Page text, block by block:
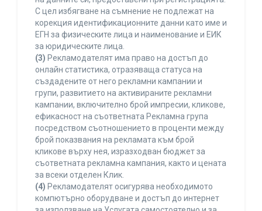
С цел избягване на съмнение не подлежат на
корекция идентификационните данни като име и
ЕГН за физическите лица и наименование и ЕИК
за юридическите лица.
(3) Рекламодателят има право на достъп до
онлайн статистика, отразяваща статуса на
създадените от него рекламни кампании и
групи, развитието на активираните рекламни
кампании, включително брой импресии, кликове,
ефикасност на съответната Рекламна група
посредством съотношението в проценти между
брой показвания на рекламата към брой
кликове върху нея, изразходван бюджет за
съответната рекламна кампания, както и цената
за всеки отделен Клик.
(4) Рекламодателят осигурява необходимото
компютърно оборудване и достъп до интернет